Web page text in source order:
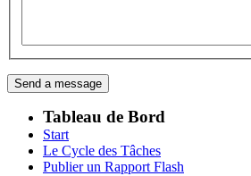
Tableau de Bord
Start
Le Cycle des Tâches
Publier un Rapport Flash